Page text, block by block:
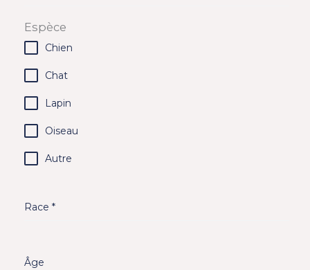
Espèce
Chien
Chat
Lapin
Oiseau
Autre
Race *
Âge